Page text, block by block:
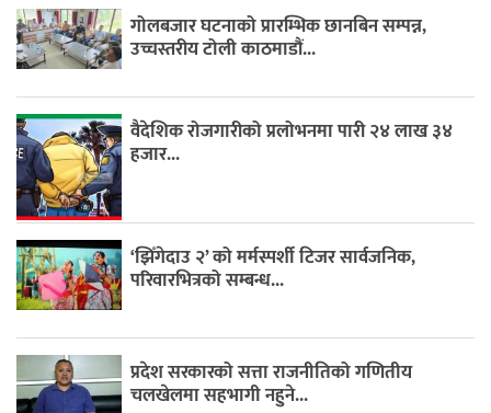
गोलबजार घटनाको प्रारम्भिक छानबिन सम्पन्न,
उच्चस्तरीय टोली काठमाडौं...
वैदेशिक रोजगारीको प्रलोभनमा पारी २४ लाख ३४
हजार...
‘झिँगेदाउ २’ को मर्मस्पर्शी टिजर सार्वजनिक,
परिवारभित्रको सम्बन्ध...
प्रदेश सरकारको सत्ता राजनीतिको गणितीय
चलखेलमा सहभागी नहुने...